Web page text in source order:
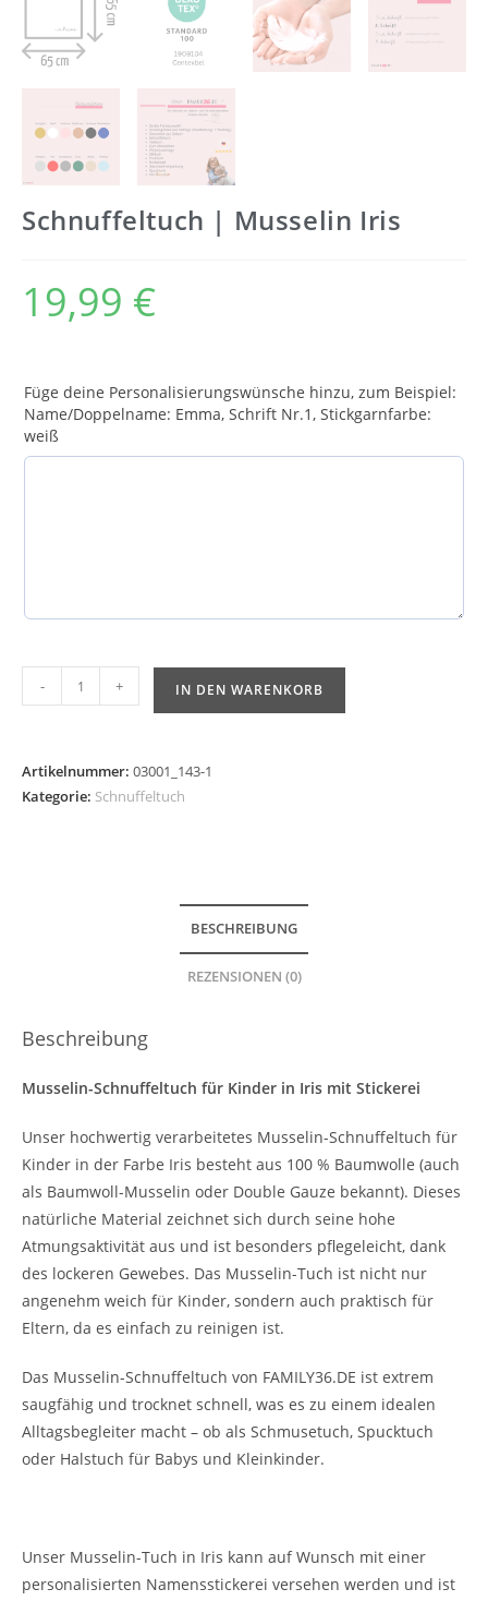
Schnuffeltuch | Musselin Iris
19,99 €
Füge deine Personalisierungswünsche hinzu, zum Beispiel:
Name/Doppelname: Emma, Schrift Nr.1, Stickgarnfarbe:
weiß
- + IN DEN WARENKORB
Artikelnummer: 03001_143-1
Kategorie: Schnuffeltuch
BESCHREIBUNG
REZENSIONEN (0)
Beschreibung
Musselin-Schnuffeltuch für Kinder in Iris mit Stickerei
Unser hochwertig verarbeitetes Musselin-Schnuffeltuch für
Kinder in der Farbe Iris besteht aus 100 % Baumwolle (auch
als Baumwoll-Musselin oder Double Gauze bekannt). Dieses
natürliche Material zeichnet sich durch seine hohe
Atmungsaktivität aus und ist besonders pflegeleicht, dank
des lockeren Gewebes. Das Musselin-Tuch ist nicht nur
angenehm weich für Kinder, sondern auch praktisch für
Eltern, da es einfach zu reinigen ist.
Das Musselin-Schnuffeltuch von FAMILY36.DE ist extrem
saugfähig und trocknet schnell, was es zu einem idealen
Alltagsbegleiter macht – ob als Schmusetuch, Spucktuch
oder Halstuch für Babys und Kleinkinder.
Unser Musselin-Tuch in Iris kann auf Wunsch mit einer
personalisierten Namensstickerei versehen werden und ist